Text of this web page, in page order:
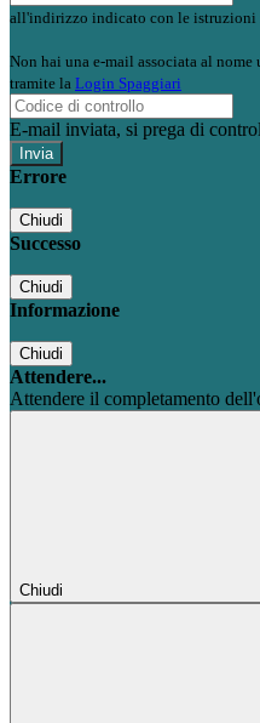
all'indirizzo indicato con le istruzioni
Non hai una e-mail associata al
tramite la Login Spaggiari
E-mail inviata, si prega di
Errore
Chiudi
Successo
Chiudi
Informazione
Chiudi
Attendere...
Attendere il completamento
Chiudi